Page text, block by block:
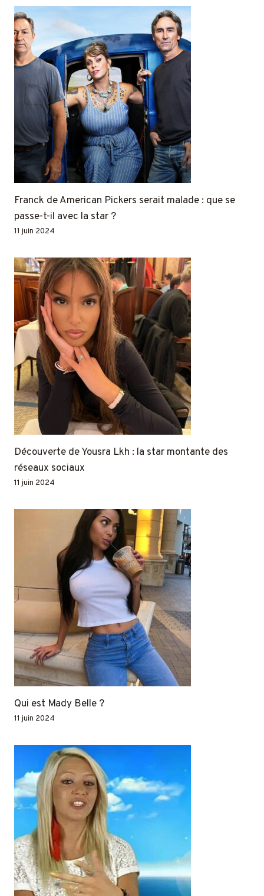
Franck de American Pickers serait malade : que se
passe-t-il avec la star ?
11 juin 2024
Découverte de Yousra Lkh : la star montante des
réseaux sociaux
11 juin 2024
Qui est Mady Belle ?
11 juin 2024